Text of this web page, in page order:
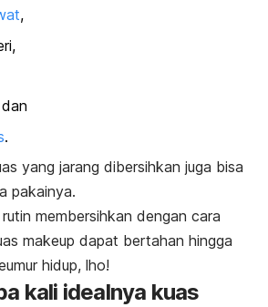
,
.
yang jarang dibersihkan juga bisa
pakainya.
membersihkan dengan cara
makeup dapat bertahan hingga
hidup, lho!
kali idealnya kuas